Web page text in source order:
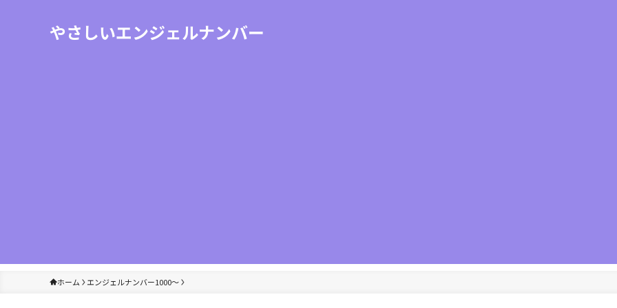
やさしいエンジェルナンバー
ホーム エンジェルナンバー1000〜